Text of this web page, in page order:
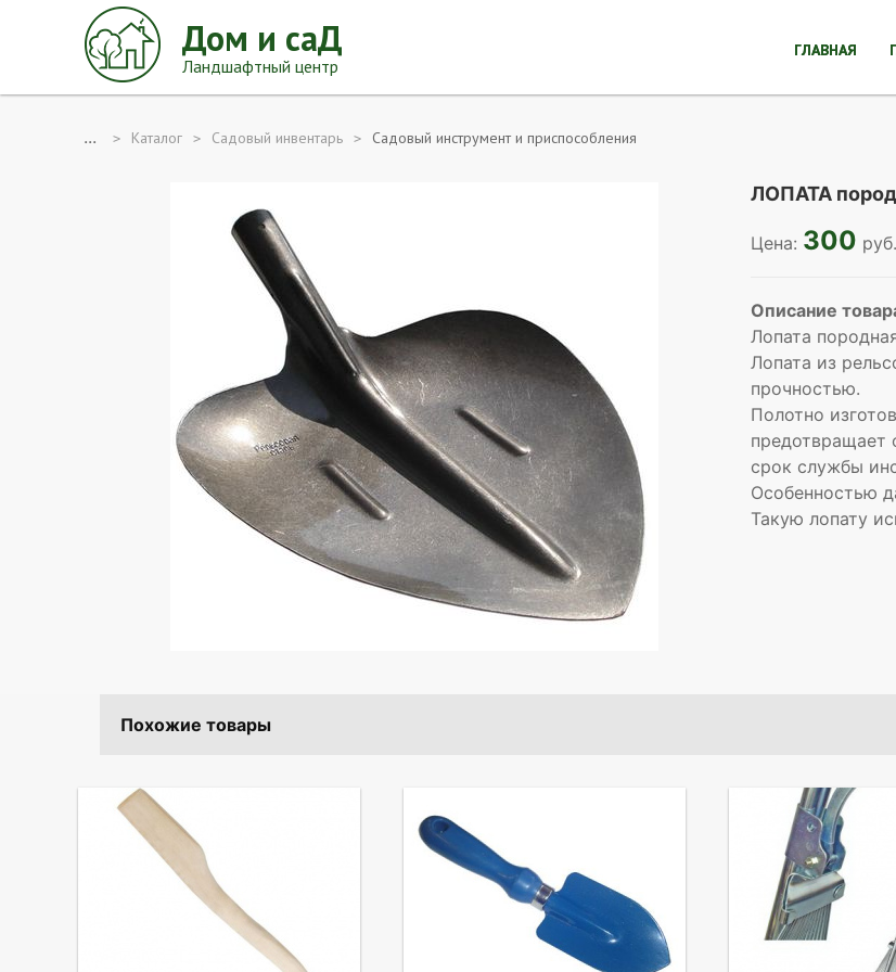
Дом и саД
Ландшафтный центр
ГЛАВНАЯ
... Каталог Садовый инвентарь Садовый инструмент и приспособления
ЛОПАТА
Цена: 300 руб.
Описание
Лопата
Лопата из
прочностью.
Полотно
предотвращает
срок службы
Особенностью
Такую лопату
Похожие товары